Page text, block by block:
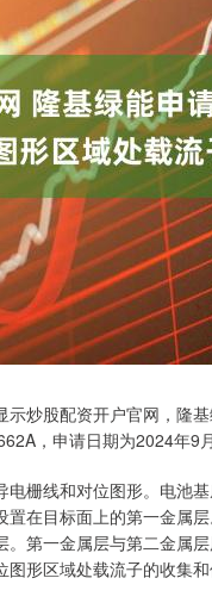
炒股配资开户官网，隆
，申请日期为2024年9月
栅线和对位图形。电池
在目标面上的第一金属
第一金属层与第二金属
形区域处载流子的收集